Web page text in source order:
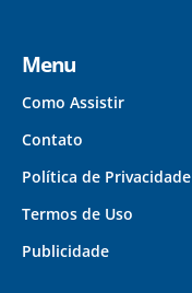
Menu
Como Assistir
Contato
Política de Privacidade
Termos de Uso
Publicidade